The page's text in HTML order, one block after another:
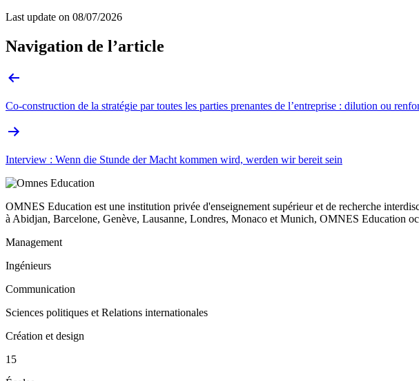
Last update on 08/07/2026
Navigation de l’article
Co-construction de la stratégie par toutes les parties prenantes de l’entreprise : dilution ou
Interview : Wenn die Stunde der Macht kommen wird, werden wir bereit sein
OMNES Education est une institution privée d'enseignement supérieur et de recherche
à Abidjan, Barcelone, Genève, Lausanne, Londres, Monaco et Munich, OMNES Education
Management
Ingénieurs
Communication
Sciences politiques et Relations internationales
Création et design
15